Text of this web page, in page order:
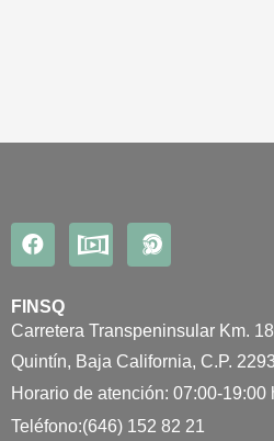
FINSQ
Carretera Transpeninsular Km.
Quintín, Baja California, C.P.
Horario de atención: 07:00-19:00
Teléfono:(646) 152 82 21